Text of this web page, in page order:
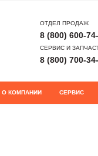
ОТДЕЛ ПРОДАЖ
8 (800) 600-
СЕРВИС И
8 (800) 700-
О КОМПАНИИ СЕРВИС